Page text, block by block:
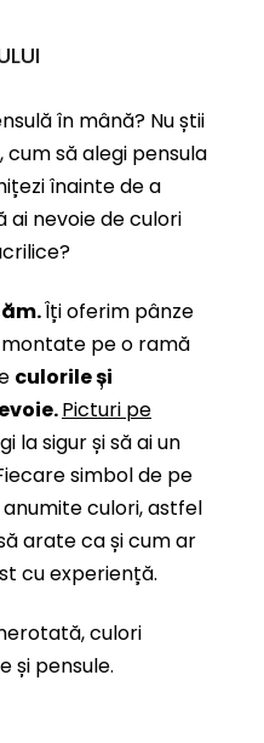
în mână? Nu știi
să alegi pensula
înainte de a
ai nevoie de culori
Îți oferim pânze
pe o ramă
culorile și
Picturi pe
la sigur și să ai un
simbol de pe
culori, astfel
arate ca și cum ar
cu experiență.
culori
și pensule.